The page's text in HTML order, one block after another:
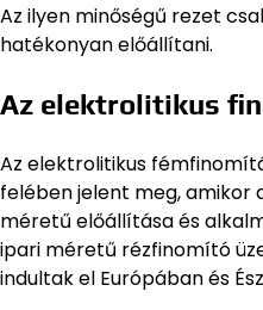
Az ilyen minőségű rezet
hatékonyan előállítani.
Az elektrolitikus
Az elektrolitikus
felében jelent meg, amikor
méretű előállítása és
ipari méretű rézfinomító
indultak el Európában és